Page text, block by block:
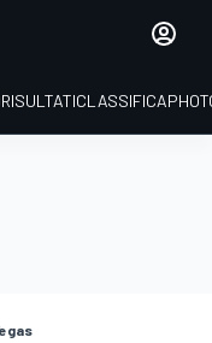
RISULTATICLASSIFICA